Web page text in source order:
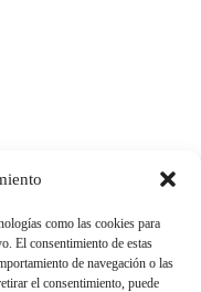
como las cookies para
El consentimiento de estas
de navegación o las
el consentimiento, puede